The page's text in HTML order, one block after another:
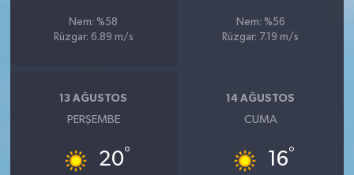
Nem: %58
Rüzgar: 6.89 m/s
Nem: %56
Rüzgar: 7.19 m/s
13 AĞUSTOS
PERŞEMBE
20°
14 AĞUSTOS
CUMA
16°